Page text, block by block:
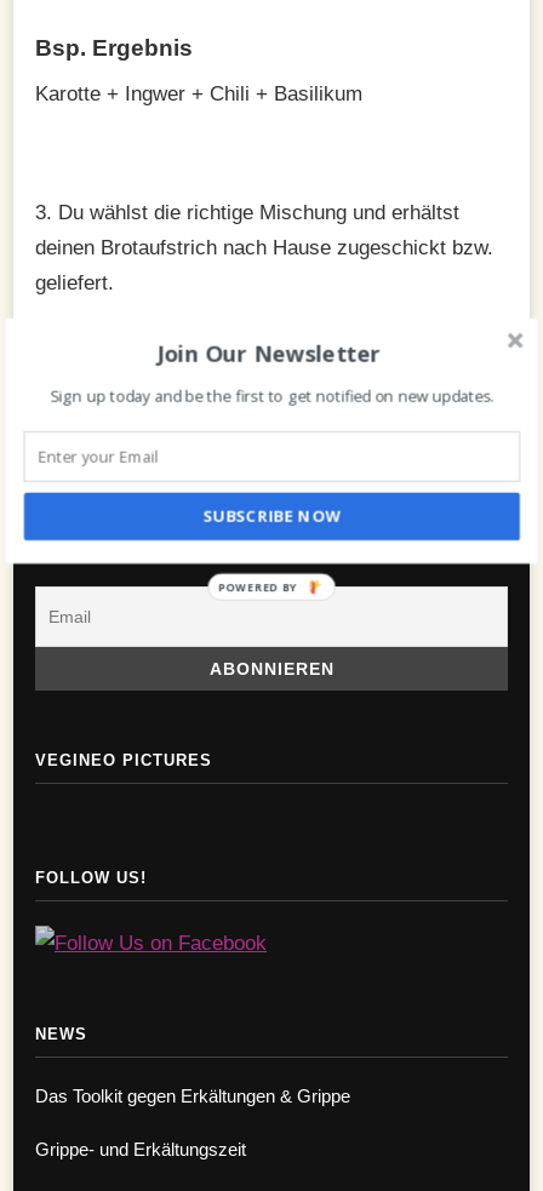
Bsp. Ergebnis
Karotte + Ingwer + Chili + Basilikum
3. Du wählst die richtige Mischung und erhältst
deinen Brotaufstrich nach Hause zugeschickt bzw.
geliefert.
NEWSLETTER
VEGINEO PICTURES
FOLLOW US!
NEWS
Das Toolkit gegen Erkältungen & Grippe
Grippe- und Erkältungszeit
Join Our Newsletter
Sign up today and be the first to get notified on new updates.
SUBSCRIBE NOW
POWERED BY